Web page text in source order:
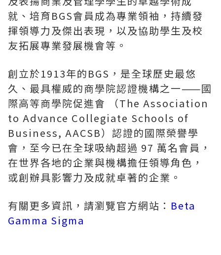
就、培育BGS會員成為專業領袖，持續發
揮領導力及傑出表現，以及協助學生及校
友拓展專業發展機會等。
創立於1913年的BGS，是全球歷史最悠
久、最具權威的商學院認證機構之一⸺國
際高等商學院促進會 （The Association
to Advance Collegiate Schools of
Business, AACSB）認證的國際榮譽學
會，至今已在全球吸納超過 97 萬名會員，
在世界各地的企業與機構擔任領導角色，
或創辦具影響力及成就卓著的企業。
有關更多資訊，請瀏覽官方網站： Beta
Gamma Sigma